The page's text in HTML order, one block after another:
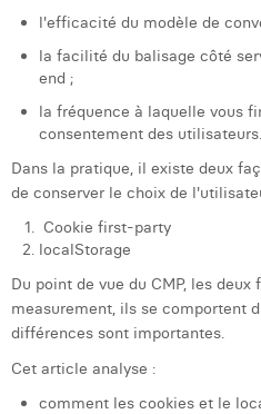
Lena Pignoloni
Leonard Dierickx
Linda Kraim
Lisa Protin
Lotte Vranckx
Louis Nassogne
Lucas Taels
l'efficacité du modèle de
la facilité du balisage côté
end ;
la fréquence à laquelle vous
consentement des utilisateurs.
Dans la pratique, il existe deux
de conserver le choix de
Cookie first-party
localStorage
Du point de vue du CMP, les deux
measurement, ils se comportent
différences sont importantes.
Cet article analyse :
comment les cookies et le